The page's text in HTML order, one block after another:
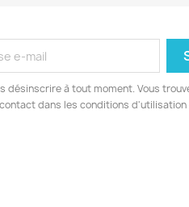
désinscrire à tout moment. Vous
dans les conditions d'utilisation